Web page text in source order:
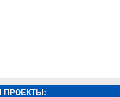
ПРОЕКТЫ: